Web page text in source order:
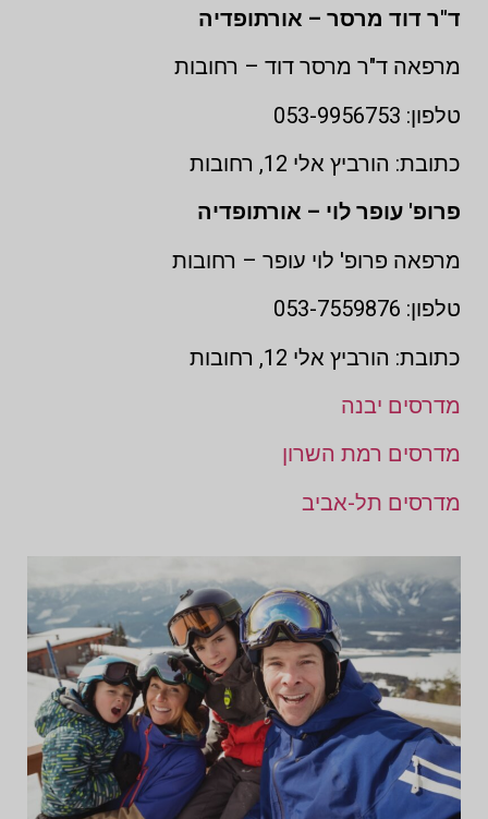
ד"ר דוד מרסר – אורתופדיה
מרפאה ד"ר מרסר דוד – רחובות
טלפון: 053-9956753
כתובת: הורביץ אלי 12, רחובות
פרופ' עופר לוי – אורתופדיה
מרפאה פרופ' לוי עופר – רחובות
טלפון: 053-7559876
כתובת: הורביץ אלי 12, רחובות
מדרסים יבנה
מדרסים רמת השרון
מדרסים תל-אביב